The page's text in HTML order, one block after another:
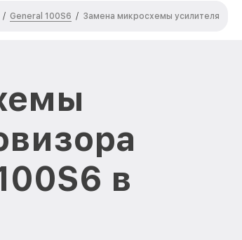
/ General 100S6 / Замена микросхемы усилителя
в